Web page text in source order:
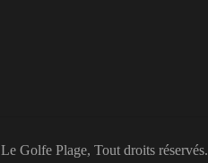
Le Golfe Plage, Tout droits réservés.